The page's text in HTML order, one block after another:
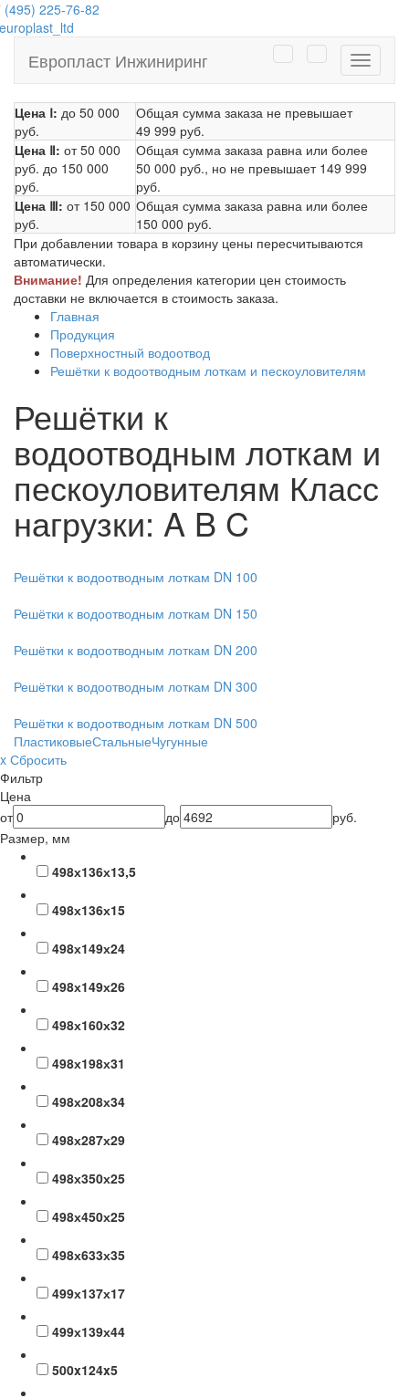
(495) 225-76-82
Европласт Инжиниринг
Цена Ⅰ: до 50 000
руб.
Общая сумма заказа не превышает
49 999 руб.
Цена Ⅱ: от 50 000
руб. до 150 000
руб.
Общая сумма заказа равна или более
50 000 руб., но не превышает 149 999
руб.
Цена Ⅲ: от 150 000
руб.
Общая сумма заказа равна или более
150 000 руб.
При добавлении товара в корзину цены пересчитываются
автоматически.
Внимание! Для определения категории цен стоимость
доставки не включается в стоимость заказа.
Главная
Продукция
Поверхностный водоотвод
Решётки к водоотводным лоткам и пескоуловителям
Решётки к
водоотводным лоткам и
пескоуловителям Класс
нагрузки: A B C
Решётки к водоотводным лоткам DN 100
Решётки к водоотводным лоткам DN 150
Решётки к водоотводным лоткам DN 200
Решётки к водоотводным лоткам DN 300
Решётки к водоотводным лоткам DN 500
ПластиковыеСтальныеЧугунные
x Сбросить
Фильтр
Цена
от
до
руб.
Размер, мм
498х136х13,5
498х136х15
498х149х24
498х149х26
498х160х32
498х198х31
498х208х34
498х287х29
498х350х25
498х450х25
498х633х35
499х137х17
499х139х44
500x124x5